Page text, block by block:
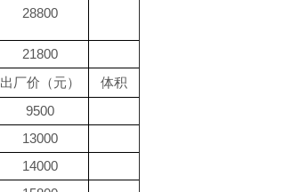
28800
21800
出厂价（元）
体积
9500
13000
14000